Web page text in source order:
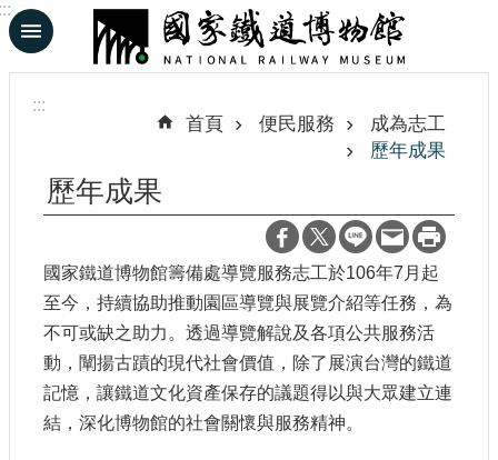
跳到主要內容區塊
進
搜
文
:::
首頁 便民服務
成為志工
歷年成果
歷年成果
國家鐵道博物館籌備處導覽服務志工於106年7月起
至今，持續協助推動園區導覽與展覽介紹等任務，為
不可或缺之助力。透過導覽解說及各項公共服務活
動，闡揚古蹟的現代社會價值，除了展演台灣的鐵道
記憶，讓鐵道文化資產保存的議題得以與大眾建立連
結，深化博物館的社會關懷與服務精神。